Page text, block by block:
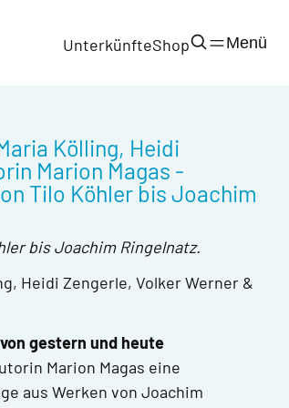
UnterkünfteShop Menü
Kölling, Heidi
Marion Magas -
Tilo Köhler bis Joachim
bis Joachim Ringelnatz.
Heidi Zengerle, Volker Werner &
gestern und heute
Marion Magas eine
aus Werken von Joachim